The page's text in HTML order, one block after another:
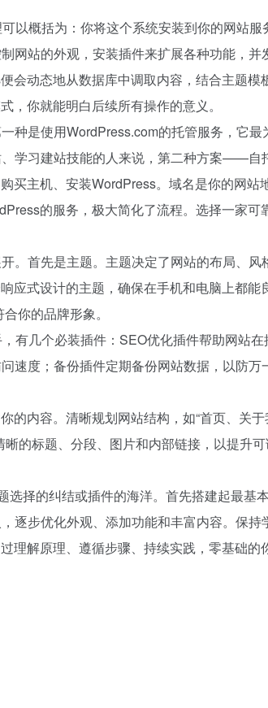
以概括为：你将这个系统安装到你的网站服
网站的外观，安装插件来扩展各种功能，并
会动态地从数据库中调取内容，结合主题模
，你就能明白后续所有操作的意义。
种是使用WordPress.com的托管服务，它最
学习建站技能的人来说，第二种方案——自
买主机、安装WordPress。域名是你的网站
的服务，极大简化了流程。选择一家可
。首先是主题。主题决定了网站的布局、风
应式设计的主题，确保在手机和电脑上都能
你的品牌形象。
有几个必装插件：SEO优化插件帮助网站在
速度；备份插件定期备份网站数据，以防万
的内容。清晰规划网站结构，如“首页、关
的标题、分段、图片和内部链接，以提升
选择的纠结或插件的海洋。首先搭建起最基
逐步优化外观、添加功能和丰富内容。保持
理解原理、遵循步骤、持续实践，零基础的